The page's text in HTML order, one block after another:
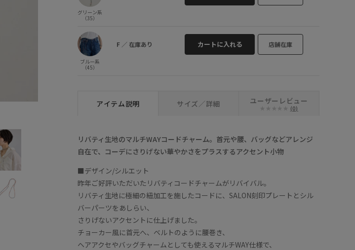
グリーン系
（35）
ブルー系
（45）
F ／ 在庫あり カートに入れる 店舗在庫
アイテム説明 サイズ／詳細 ユーザーレビュー
(0)
リバティ生地のマルチWAYコードチャーム。首元や腰、バッグなどアレンジ
自在で、コーデにさりげない華やかさをプラスするアクセント小物
■デザイン/シルエット
昨年ご好評いただいたリバティコードチャームがリバイバル。
リバティ生地に極細の紐加工を施したコードに、SALON刻印プレートとシル
バーパーツをあしらい、
さりげないアクセントに仕上げました。
チョーカー風に首元へ、ベルトのように腰巻き、
ヘアアクセやバッグチャームとしても使えるマルチWAY仕様で、